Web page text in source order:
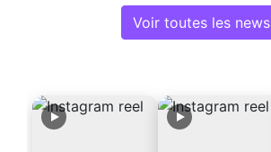
Voir toutes les news